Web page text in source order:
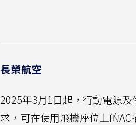
長榮航空
2025年3月1日起，行動電源
求，可在使用飛機座位上的AC